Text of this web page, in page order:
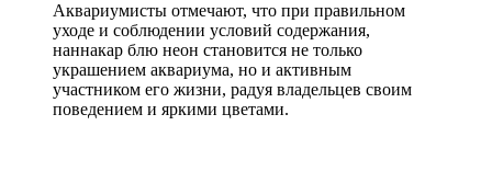
Аквариумисты отмечают, что при правильном
уходе и соблюдении условий содержания,
наннакар блю неон становится не только
украшением аквариума, но и активным
участником его жизни, радуя владельцев своим
поведением и яркими цветами.